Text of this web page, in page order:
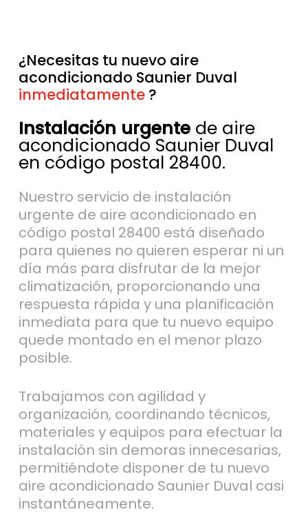
¿Necesitas tu nuevo aire
acondicionado Saunier Duval
inmediatamente
sin esperas?
Instalación urgentede aire
acondicionado Saunier Duval
en código postal 28400.
Nuestro servicio de instalación
urgente de aire acondicionado en
código postal 28400 está diseñado
para quienes no quieren esperar ni un
día más para disfrutar de la mejor
climatización, proporcionando una
respuesta rápida y una planificación
inmediata para que tu nuevo equipo
quede montado en el menor plazo
posible.
Trabajamos con agilidad y
organización, coordinando técnicos,
materiales y equipos para efectuar la
instalación sin demoras innecesarias,
permitiéndote disponer de tu nuevo
aire acondicionado Saunier Duval casi
instantáneamente.